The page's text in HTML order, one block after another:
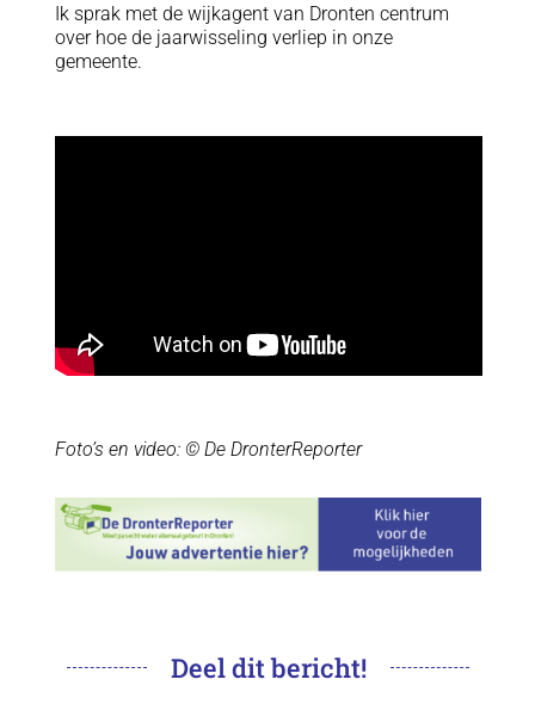
Ik sprak met de wijkagent van Dronten centrum
over hoe de jaarwisseling verliep in onze
gemeente.
Foto’s en video: © De DronterReporter
Deel dit bericht!